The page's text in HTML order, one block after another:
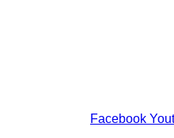
Facebook